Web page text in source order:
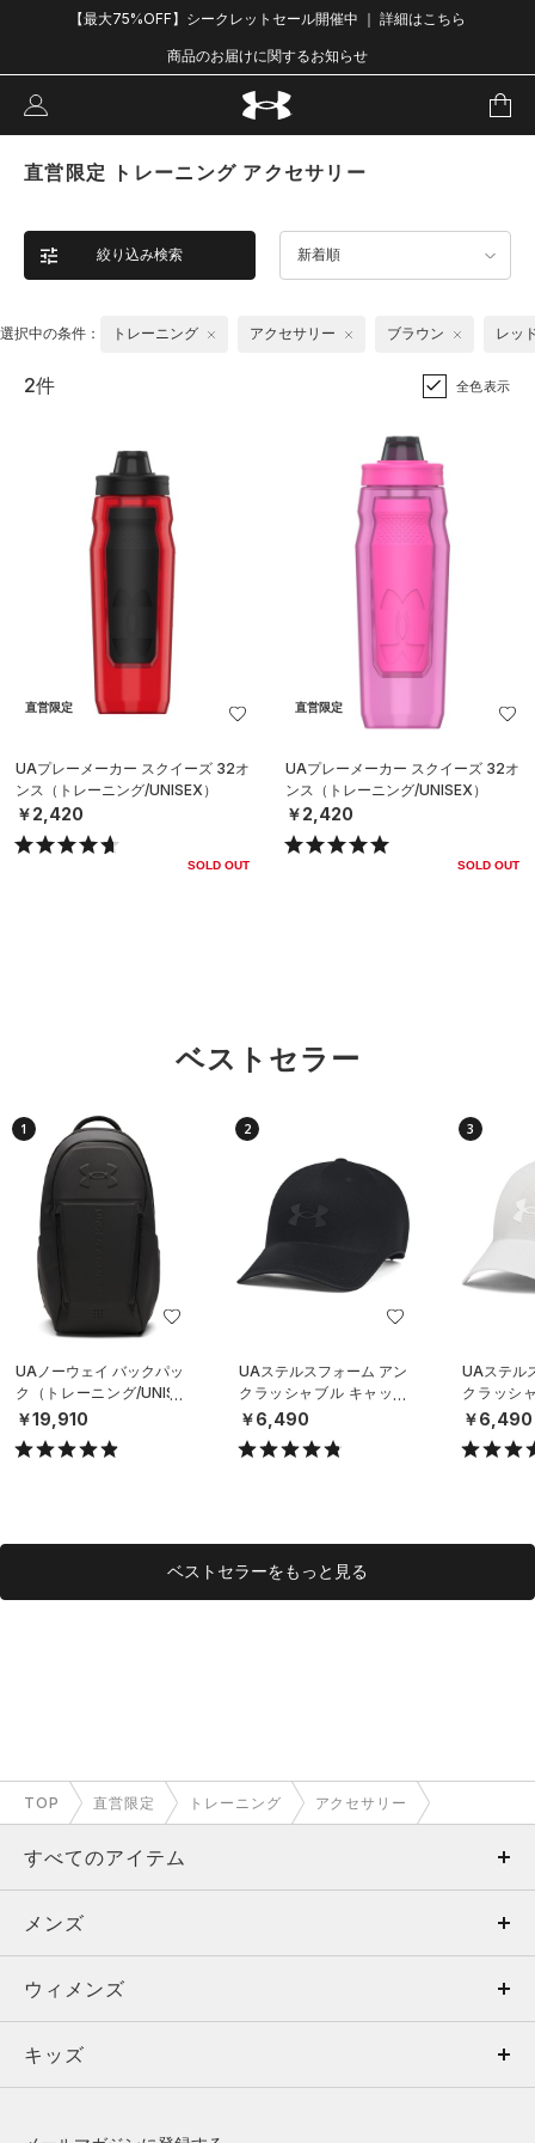
【最大75%OFF】シークレットセール開催中 ｜ 詳細はこちら
商品のお届けに関するお知らせ
直営限定 トレーニング アクセサリー
絞り込み検索 新着順
選択中の条件： トレーニング アクセサリー ブラウン レッ
2件 全色表示
直営限定
UAプレーメーカー スクイーズ 32オ
ンス（トレーニング/UNISEX）
￥2,420
SOLD OUT
直営限定
UAプレーメーカー スクイーズ 32オ
ンス（トレーニング/UNISEX）
￥2,420
SOLD OUT
ベストセラー
1
UAノーウェイ バックパッ
ク（トレーニング/UNISE
X）
￥19,910
2
UAステルスフォーム アン
クラッシャブル キャップ
（ライフスタイル/UNISE
X）
￥6,490
3
UAステル
クラッシ
（ライフ
X）
￥6,490
ベストセラーをもっと見る
TOP 直営限定 トレーニング アクセサリー
すべてのアイテム
メンズ
ウィメンズ
キッズ
メンズ
トップス
ボトムス
ウィメンズ
トップス
キッズ